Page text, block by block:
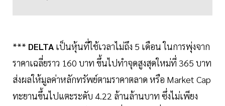
*** DELTA เป็นหุ้นที่ใช้เวลาไม่ถึง 5 เดือน ในการพุ่งจาก
ราคาเฉลี่ยราว 160 บาท ขึ้นไปทำจุดสูงสุดใหม่ที่ 365 บาท
ส่งผลให้มูลค่าหลักทรัพย์ตามราคาตลาด หรือ Market Cap
ทะยานขึ้นไปแตะระดับ 4.22 ล้านล้านบาท ซึ่งไม่เพียง